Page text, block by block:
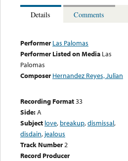
Details Comments
Performer Las Palomas
Performer Listed on Media Las
Palomas
Composer Hernandez Reyes, Julian
Recording Format33
Side:A
Subject love, breakup,dismissal,
disdain, jealous
Track Number2
Record Producer